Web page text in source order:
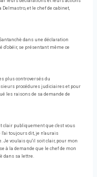
et le chef de cabinet,
dans une déclaration
d'obéir, se présentant même ce
plus controversés du
procédures judiciaires et pour
les raisons de sa demande de
clair publiquement que c'est vous
l'ai toujours dit, je n'aurais
Je voulais qu'il soit clair, pour mon
à la demande que le chef de mon
dans sa lettre.